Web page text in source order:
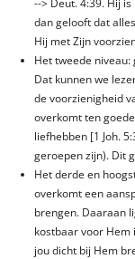
--> Deut. 4:39. Hij
dan gelooft dat
Hij met Zijn
Het tweede
Dat kunnen we
de voorzienigheid
overkomt ten
liefhebben [1 Joh.
geroepen zijn). Dit
Het derde en
overkomt een
brengen. Daaraan
kostbaar voor Hem
jou dicht bij Hem